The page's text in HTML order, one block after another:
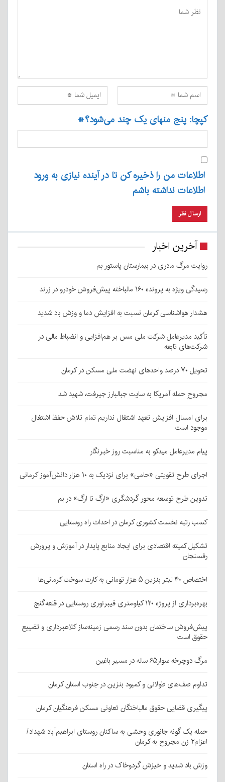
کپچا: پنج منهای یک چند می‌شود؟*
اطلاعات من را ذخیره کن تا در آینده نیازی به ورود
اطلاعات نداشته باشم
آخرین اخبار
روایت مرگ مادری در بیمارستان پاستور بم
رسیدگی ویژه به پرونده ۱۶۰ مالباخته پیش‌فروش خودرو در زرند
هشدار هواشناسی کرمان نسبت به افزایش دما و وزش باد شدید
تأکید مدیرعامل شرکت ملی مس بر هم‌افزایی و انضباط مالی در
شرکت‌های تابعه
تحویل ۷۰ درصد واحدهای نهضت ملی مسکن در کرمان
مجروحِ حمله آمریکا به سایت جبالبارز جیرفت، شهید شد
برای امسال افزایش تعهد اشتغال نداریم تمام تلاش حفظ اشتغال
موجود است
پیام مدیرعامل میدکو به مناسبت روز خبرنگار
اجرای طرح تقویتی «حامی» برای نزدیک به ۱۰ هزار دانش‌آموز کرمانی
تدوین طرح توسعه محور گردشگری «ارگ تا ارگ» در بم
کسب رتبه نخست کشوری کرمان در احداث راه روستایی
تشکیل کمیته اقتصادی برای ایجاد منابع پایدار در آموزش و پرورش
رفسنجان
اختصاص ۴۰ لیتر بنزین ۵ هزار تومانی به کارت سوخت کرمانی‌ها
بهره‌برداری از پروژه ۱۲۰ کیلومتری فیبرنوری روستایی در قلعه‌گنج
پیش‌فروش ساختمان بدون سند رسمی زمینه‌ساز کلاهبرداری و تضییع
حقوق است
مرگ دوچرخه سوار۶۵ ساله در مسیر باغین
تداوم صف‌های طولانی و کمبود بنزین در جنوب استان کرمان
پیگیری قضایی حقوق مالباختگان تعاونی مسکن فرهنگیان کرمان
حمله یک گونه جانوری وحشی به ساکنان روستای ابراهیم‌آباد شهداد/
اعزام۲ زن مجروح به کرمان
وزش باد شدید و خیزش گردوخاک در راه استان